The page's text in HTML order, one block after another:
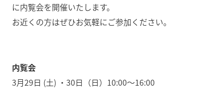
に内覧会を開催いたします。
お近くの方はぜひお気軽にご参加ください。
内覧会
3月29日 (土) ・30日（日）10:00～16:00